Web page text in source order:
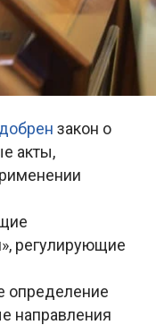
закон о
акты,
регулирующие
определение
направления